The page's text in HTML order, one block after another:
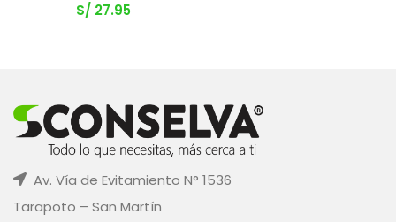
S/ 27.95
Av. Vía de Evitamiento N° 1536
Tarapoto – San Martín